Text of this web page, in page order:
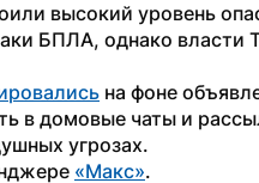
высокий уровень
БПЛА, однако власти
на фоне
в домовые чаты и
угрозах.
«Макс».